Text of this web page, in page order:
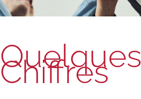
Quelques
Chiffres